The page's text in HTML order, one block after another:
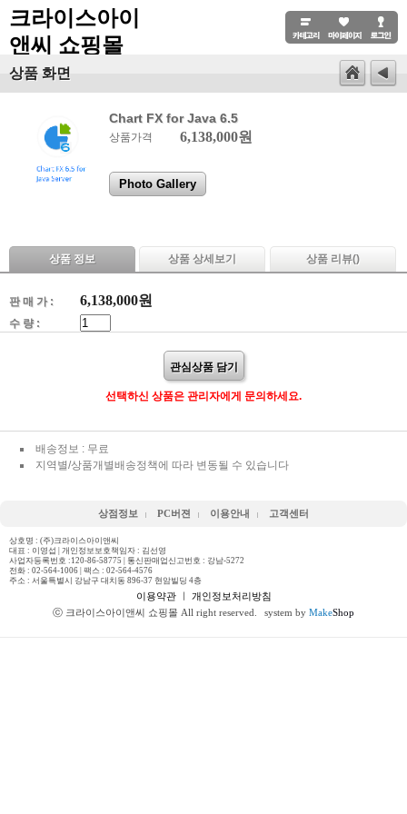
크라이스아이
앤씨 쇼핑몰
상품 화면
Chart FX for Java 6.5
상품가격 6,138,000원
Photo Gallery
상품 정보 상품 상세보기 상품 리뷰()
판 매 가 : 6,138,000원
수 량 :
관심상품 담기
선택하신 상품은 관리자에게 문의하세요.
배송정보 : 무료
지역별/상품개별배송정책에 따라 변동될 수 있습니다
상점정보 PC버젼 이용안내 고객센터
상호명 : (주)크라이스아이앤씨
대표 : 이영섭 | 개인정보보호책임자 : 김선영
사업자등록번호 :120-86-58775 | 통신판매업신고번호 : 강남-5272
전화 : 02-564-1006 | 팩스 : 02-564-4576
주소 : 서울특별시 강남구 대치동 896-37 현암빌딩 4층
이용약관ㅣ 개인정보처리방침
ⓒ 크라이스아이앤씨 쇼핑몰 All right reserved.
system by MakeShop